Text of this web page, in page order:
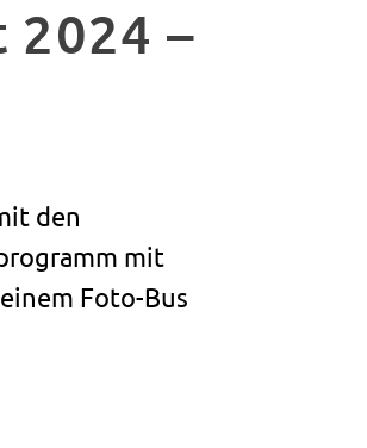
–
den
mit
Foto-Bus